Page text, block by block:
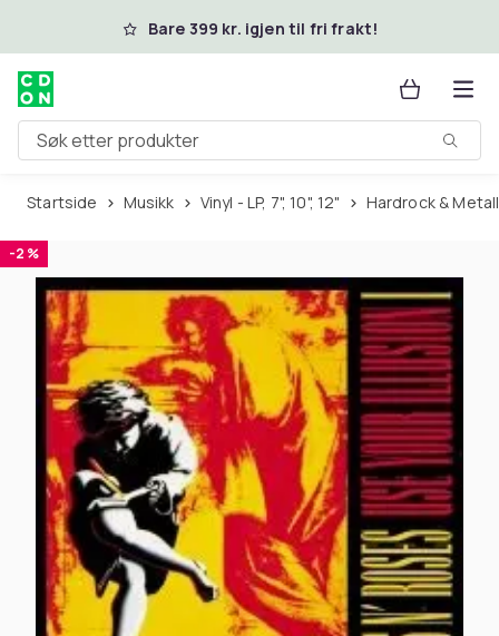
Hopp til hovedinnholdBare 399 kr. igjen til fri frakt!
Søk etter produkter
Startside Musikk Vinyl - LP, 7", 10", 12" Hardrock & Metall
-2 %